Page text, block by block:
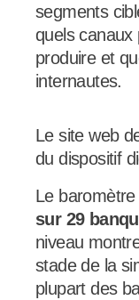
segments
quels canaux
produire et
internautes.
Le site web
du dispositif
Le
sur 29
niveau
stade de la
plupart des